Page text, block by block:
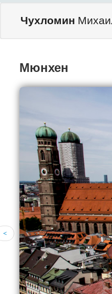
Чухломин
Мюнхен
<